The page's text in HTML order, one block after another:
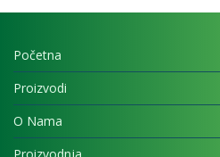
Početna
Proizvodi
O Nama